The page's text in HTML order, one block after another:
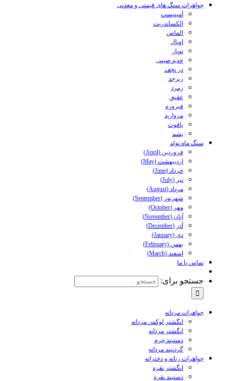
جواهرات سنگ های قیمتی و معدنی
آمیتیست
الکساندریت
الماس
اوپال
توپاز
حدید صینی
در نجف
زبرجد
زمرد
عقیق
فیروزه
مروارید
یاقوت
یشم
سنگ ماه تولد
فروردین (April)
اردیبهشت (May)
خرداد (June)
تیر (July)
مرداد (August)
شهریور (September)
مهر (October)
آبان (November)
آذر (December)
دی (January)
بهمن (February)
اسفند (March)
تماس با ما
جستجو برای:
جواهرات مردانه
انگشتر لوکس مردانه
انگشتر مردانه
دستبند چرم
گردنبند مردانه
جواهرات زنانه و دخترانه
انگشتر نقره
دستبند نقره